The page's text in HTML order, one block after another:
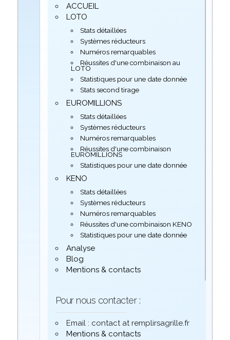
ACCUEIL
LOTO
Stats détaillées
Systèmes réducteurs
Numéros remarquables
Réussites d'une combinaison au
LOTO
Statistiques pour une date donnée
Stats second tirage
EUROMILLIONS
Stats détaillées
Systèmes réducteurs
Numéros remarquables
Réussites d'une combinaison
EUROMILLIONS
Statistiques pour une date donnée
KENO
Stats détaillées
Systèmes réducteurs
Numéros remarquables
Réussites d'une combinaison KENO
Statistiques pour une date donnée
Analyse
Blog
Mentions & contacts
Pour nous contacter :
Email : contact at remplirsagrille.fr
Mentions & contacts